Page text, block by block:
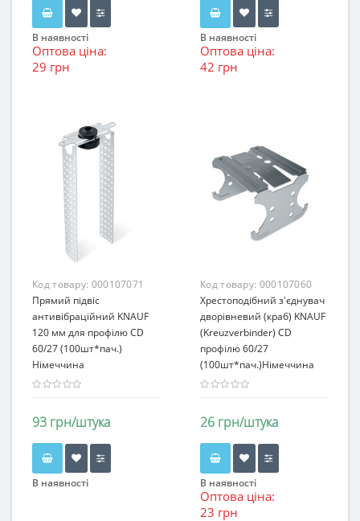
В наявності
Оптова ціна:
29 грн
В наявності
Оптова ціна:
42 грн
Код товару: 000107071
Прямий підвіс
антивібраційний KNAUF
120 мм для профілю CD
60/27 (100шт*пач.)
Німеччина
93 грн/штука
В наявності
Код товару: 000107060
Хрестоподібний з'єднувач
дворівневий (краб) KNAUF
(Kreuzverbinder) CD
профілю 60/27
(100шт*пач.)Німеччина
26 грн/штука
В наявності
Оптова ціна:
23 грн